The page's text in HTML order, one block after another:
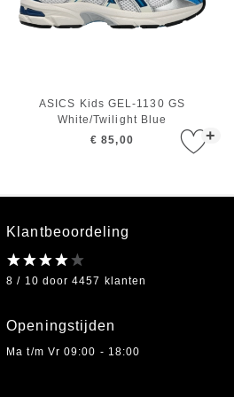
+
ASICS Kids GEL-1130 GS
White/Twilight Blue
€ 85,00
Klantbeoordeling
8 / 10 door 4457 klanten
Openingstijden
Ma t/m Vr 09:00 - 18:00